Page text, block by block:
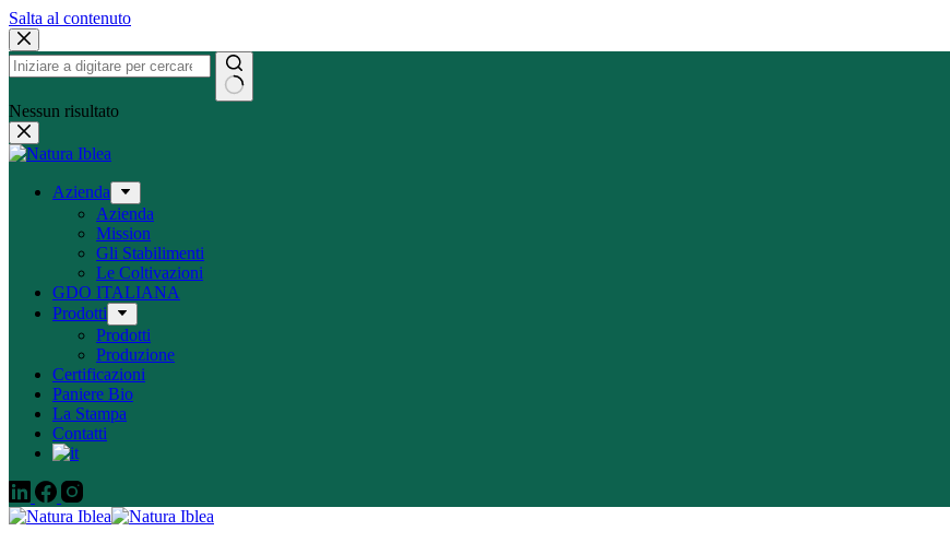
Salta al contenuto
Nessun risultato
Azienda
Azienda
Mission
Gli Stabilimenti
Le Coltivazioni
GDO ITALIANA
Prodotti
Prodotti
Produzione
Certificazioni
Paniere Bio
La Stampa
Contatti